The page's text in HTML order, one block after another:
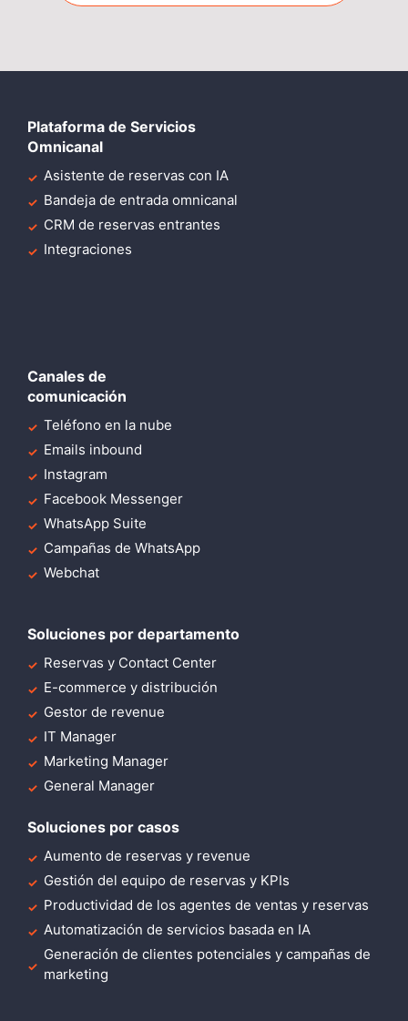
Plataforma de Servicios
Omnicanal
Asistente de reservas con IA
Bandeja de entrada omnicanal
CRM de reservas entrantes
Integraciones
Canales de
comunicación
Teléfono en la nube
Emails inbound
Instagram
Facebook Messenger
WhatsApp Suite
Campañas de WhatsApp
Webchat
Soluciones por departamento
Reservas y Contact Center
E-commerce y distribución
Gestor de revenue
IT Manager
Marketing Manager
General Manager
Soluciones por casos
Aumento de reservas y revenue
Gestión del equipo de reservas y KPIs
Productividad de los agentes de ventas y reservas
Automatización de servicios basada en IA
Generación de clientes potenciales y campañas de
marketing